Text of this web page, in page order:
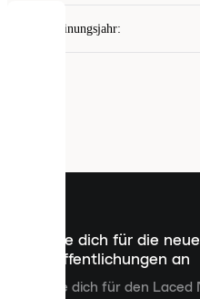
Erscheinungsjahr:
Melde dich für die
Veröffentlichungen an
Melde dich für den
COOKIES
kleine
dienen,
Inhalte